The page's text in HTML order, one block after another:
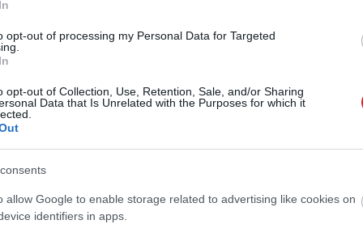
opt-out of processing my Personal Data for Targeted
opt-out of Collection, Use, Retention, Sale, and/or Sharing
Data that Is Unrelated with the Purposes for which it
allow Google to enable storage related to advertising like cookies on
identifiers in apps.